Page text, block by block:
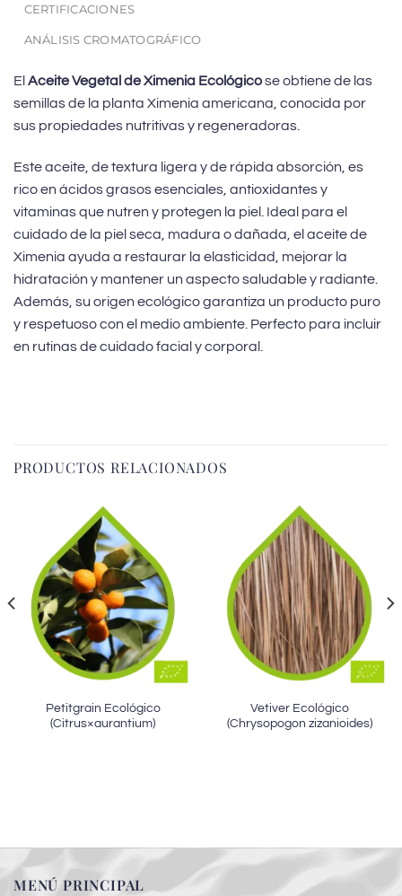
CERTIFICACIONES
ANÁLISIS CROMATOGRÁFICO
El Aceite Vegetal de Ximenia Ecológicose obtiene de las
semillas de la planta Ximenia americana, conocida por
sus propiedades nutritivas y regeneradoras.
Este aceite, de textura ligera y de rápida absorción, es
rico en ácidos grasos esenciales, antioxidantes y
vitaminas que nutren y protegen la piel. Ideal para el
cuidado de la piel seca, madura o dañada, el aceite de
Ximenia ayuda a restaurar la elasticidad, mejorar la
hidratación y mantener un aspecto saludable y radiante.
Además, su origen ecológico garantiza un producto puro
y respetuoso con el medio ambiente. Perfecto para incluir
en rutinas de cuidado facial y corporal.
PRODUCTOS RELACIONADOS
Petitgrain Ecológico
(Citrus×aurantium)
Vetiver Ecológico
(Chrysopogon zizanioides)
MENÚ PRINCIPAL